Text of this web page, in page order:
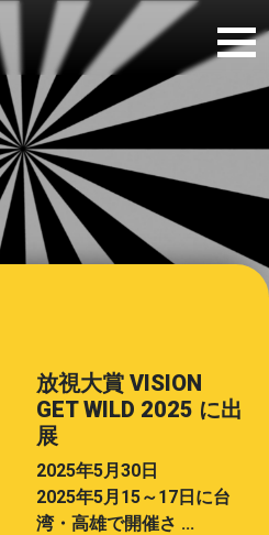
放視大賞 VISION
GET WILD 2025 に出
展
2025年5月30日
2025年5月15～17日に台
湾・高雄で開催さ ...